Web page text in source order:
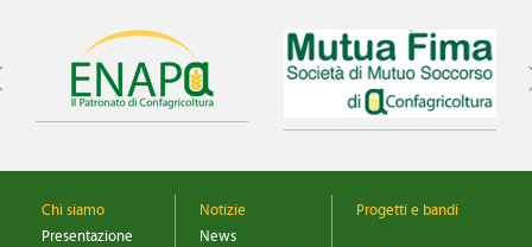
Chi siamo
Presentazione
Notizie
News
Progetti e bandi